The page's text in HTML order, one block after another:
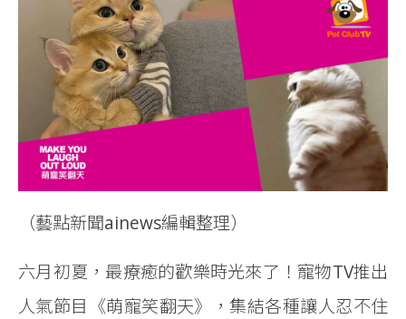
（藝點新聞ainews編輯整理）
六月初夏，最療癒的歡樂時光來了！寵物TV推出
人氣節目《萌寵笑翻天》，集結各種讓人忍不住